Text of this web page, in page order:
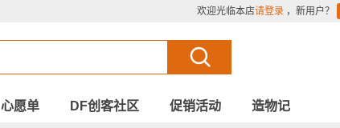
欢迎光临本店请登录 ，新用户？
心愿单 DF创客社区 促销活动 造物记